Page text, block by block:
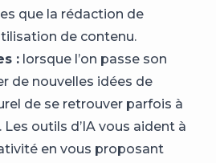
que la rédaction de
de contenu.
: lorsque l’on passe son
de nouvelles idées de
de se retrouver parfois à
Les outils d’IA vous aident à
en vous proposant